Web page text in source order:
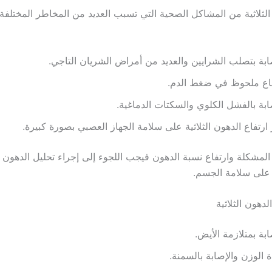
الثلاثية من المشاكل الصحية التي تسبب العديد من المخاطر
بتصلب الشرايين والعديد من أمراض الشريان التاجي.
ملحوظ في ضغط الدم.
بالفشل الكلوي والسكتات الدماغية.
ارتفاع الدهون الثلاثية على سلامة الجهاز العصبي بصورة كبيرة.
وارتفاع نسبة الدهون فيجب اللجوء إلى إجراء تحليل الدهون
على سلامة الجسم.
الثلاثية
بمتلازمة الأيض.
الوزن والإصابة بالسمنة.